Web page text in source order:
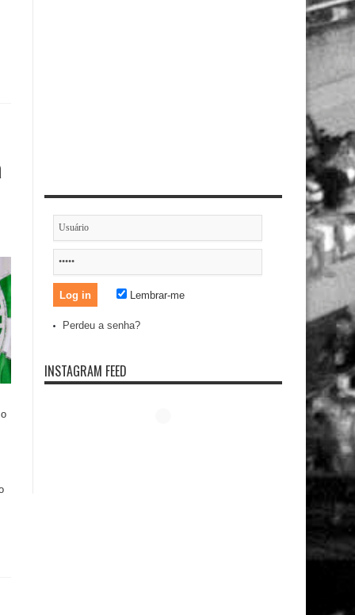
Lembrar-me
Perdeu a senha?
INSTAGRAM FEED